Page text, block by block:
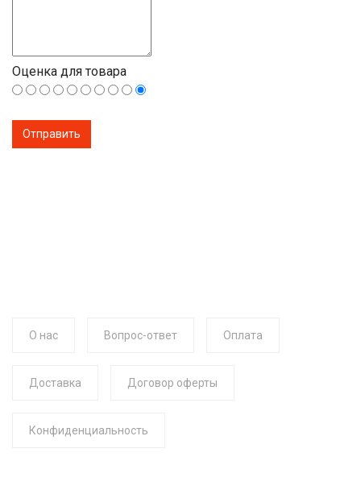
Оценка для товара
О нас Вопрос-ответ Оплата
Доставка Договор оферты
Конфиденциальность